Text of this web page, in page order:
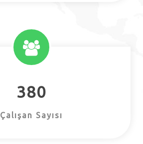
380
Çalışan Sayısı